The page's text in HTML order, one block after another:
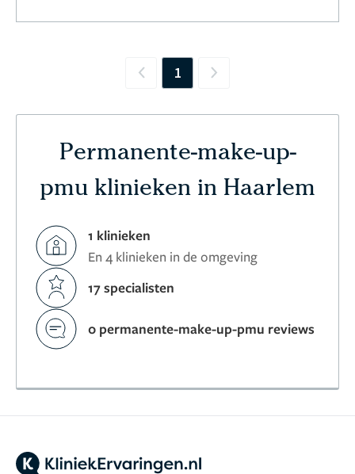
Previous
1 Next
Permanente-make-up-
pmu klinieken in Haarlem
1 klinieken
En 4 klinieken in de omgeving
17 specialisten
0 permanente-make-up-pmu reviews